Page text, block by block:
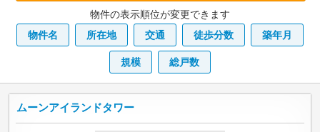
物件の表示順位が変更できます
物件名
所在地 交通 徒歩分数 築年月
規模 総戸数
ムーンアイランドタワー